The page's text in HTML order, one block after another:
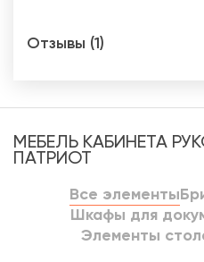
Отзывы (1)
МЕБЕЛЬ КАБИНЕТА
ПАТРИОТ
Все элементы
Шкафы для
Элементы